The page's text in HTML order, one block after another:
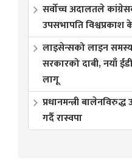
सर्वोच्च अदालतले
उपसभापति विश्वप्रकाश
लाइसेन्सको लाइन
सरकारको दाबी, नयाँ
लागू
प्रधानमन्त्री
गर्दै रास्वपा